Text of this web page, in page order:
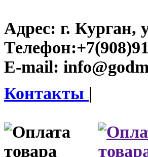
Адрес: г. Курган,
Телефон:
E-mail:
Контакты |